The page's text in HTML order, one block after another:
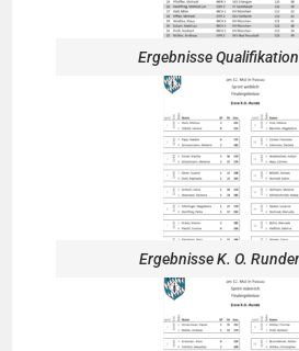
Ergebnisse
Ergebnisse K. O.